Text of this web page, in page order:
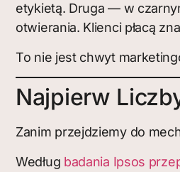
etykietą. Druga — w
otwierania. Klienci płacą
To nie jest chwyt
Najpierw
Zanim przejdziemy do
Według badania Ipsos